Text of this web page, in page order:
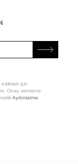
için
Onay vermeniz
Aydınlatma